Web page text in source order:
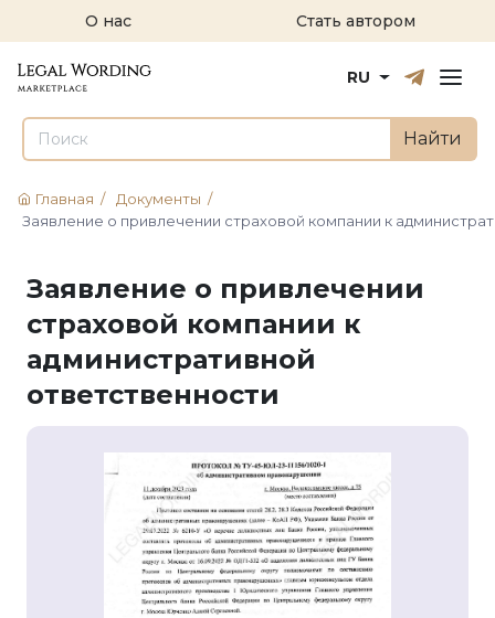
О нас Стать автором
РусскийEnglish
RU
Найти
Главная / Документы /
Заявление о привлечении страховой компании к
Заявление о привлечении
страховой компании к
административной
ответственности